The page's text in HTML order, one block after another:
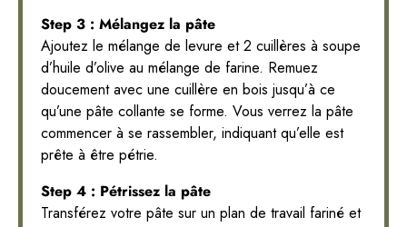
Step 3 : Mélangez la pâte
Ajoutez le mélange de levure et 2 cuillères à soupe
d’huile d’olive au mélange de farine. Remuez
doucement avec une cuillère en bois jusqu’à ce
qu’une pâte collante se forme. Vous verrez la pâte
commencer à se rassembler, indiquant qu’elle est
prête à être pétrie.
Step 4 : Pétrissez la pâte
Transférez votre pâte sur un plan de travail fariné et